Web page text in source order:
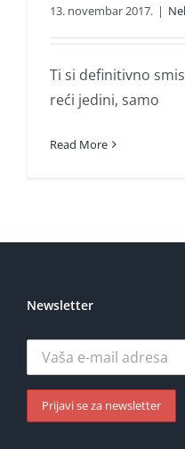
13. novembar 2017. |
Ti si definitivno
reći jedini, samo
Read More
Newsletter